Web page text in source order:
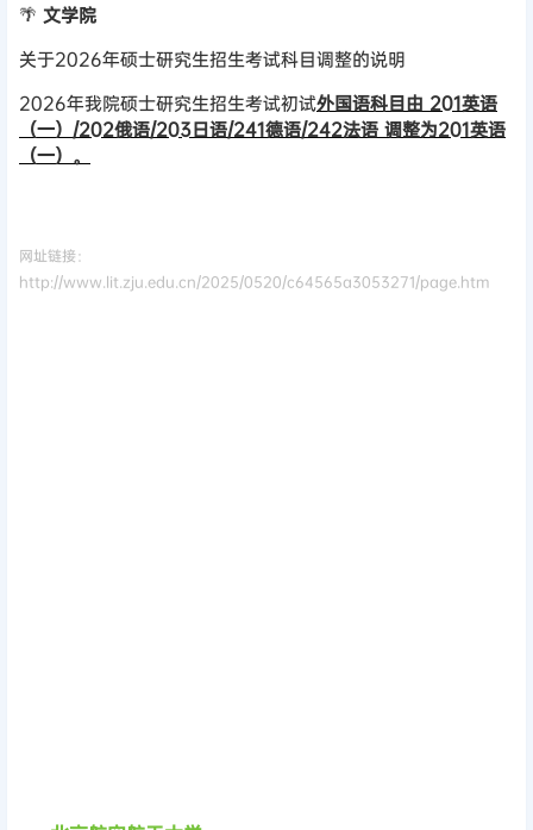
🌴 文学院
关于2026年硕士研究生招生考试科目调整的说明
2026年我院硕士研究生招生考试初试外国语科目由 201英语
（一）/202俄语/203日语/241德语/242法语 调整为201英语
（一）。
网址链接：
http://www.lit.zju.edu.cn/2025/0520/c64565a3053271/page.htm